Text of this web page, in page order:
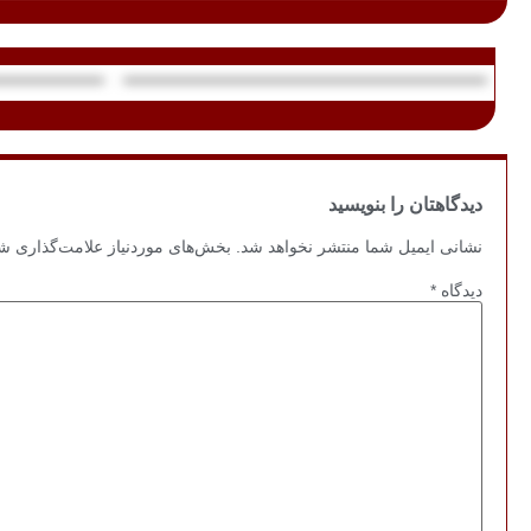
دیدگاهتان را بنویسید
نشانی ایمیل شما منتشر نخواهد شد. بخش‌های موردنیاز علامت‌گذاری
دیدگاه *